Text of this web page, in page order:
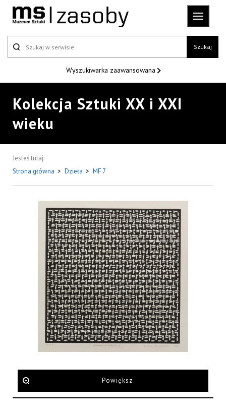
Szukaj
Wyszukiwarka zaawansowana
Kolekcja Sztuki XX i XXI
wieku
Jesteś tutaj:
Strona główna > Dzieła > MF 7
Powiększ